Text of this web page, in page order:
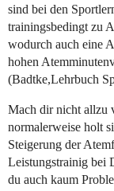
sind bei den
trainingsbedingt zu
wodurch auch eine
hohen
(Badtke,Lehrbuch
Mach dir nicht allzu
normalerweise holt
Steigerung der
Leistungstrainig bei
du auch kaum